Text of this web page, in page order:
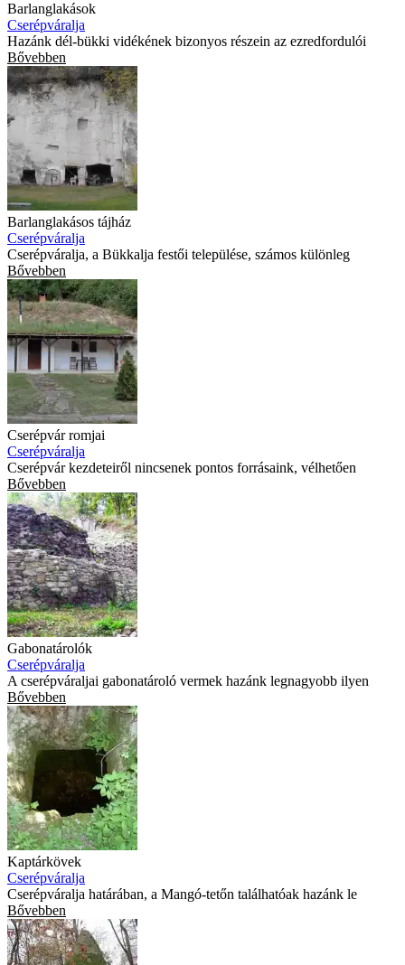
Barlanglakások
Cserépváralja
Hazánk dél-bükki vidékének bizonyos részein az ezredfordulói
Bővebben
Barlanglakásos tájház
Cserépváralja
Cserépváralja, a Bükkalja festői települése, számos különleg
Bővebben
Cserépvár romjai
Cserépváralja
Cserépvár kezdeteiről nincsenek pontos forrásaink, vélhetően
Bővebben
Gabonatárolók
Cserépváralja
A cserépváraljai gabonatároló vermek hazánk legnagyobb ilyen
Bővebben
Kaptárkövek
Cserépváralja
Cserépváralja határában, a Mangó-tetőn találhatóak hazánk le
Bővebben